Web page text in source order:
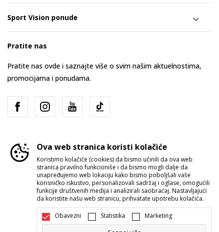
Sport Vision ponude
Pratite nas
Pratite nas ovde i saznajte više o svim našim aktuelnostima,
promocijama i ponudama.
Srbija Promenite
Ova web stranica koristi kolačiće
Koristimo kolačiće (cookies) da bismo učinili da ova web
stranica pravilno funkcioniše i da bismo mogli dalje da
unapređujemo web lokaciju kako bismo poboljšali vaše
korisničko iskustvo, personalizovali sadržaj i oglase, omogućili
funkcije društvenih medija i analizirali saobraćaj. Nastavljajući
da koristite našu web stranicu, prihvatate upotrebu kolačića.
Obavezni Statistika Marketing